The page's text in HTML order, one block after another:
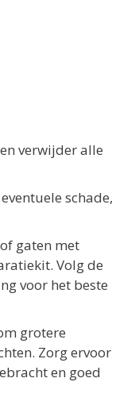
verwijder alle
schade,
gaten met
Volg de
voor het beste
grotere
Zorg ervoor
en goed